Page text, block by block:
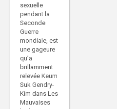
sexuelle
pendant la
Seconde
Guerre
mondiale, est
une gageure
qu’a
brillamment
relevée Keum
Suk Gendry-
Kim dans Les
Mauvaises